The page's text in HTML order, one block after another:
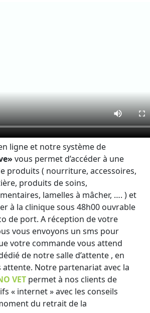
ligne et notre système de
vous permet d’accéder à une
produits ( nourriture, accessoires,
produits de soins,
lamelles à mâcher, …. ) et
à la clinique sous 48h00 ouvrable
de port. A réception de votre
vous envoyons un sms pour
votre commande vous attend
de notre salle d’attente , en
attente. Notre partenariat avec la
VET permet à nos clients de
« internet » avec les conseils
du retrait de la